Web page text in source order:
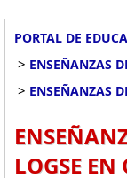
PORTAL DE
> ENSEÑANZAS
> ENSEÑANZAS
LOGSE